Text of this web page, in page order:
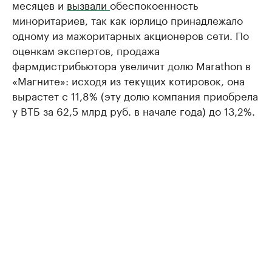
месяцев и вызвали обеспокоенность
миноритариев, так как юрлицо принадлежало
одному из мажоритарных акционеров сети. По
оценкам экспертов, продажа
фармдистрибьютора увеличит долю Marathon в
«Магните»: исходя из текущих котировок, она
вырастет с 11,8% (эту долю компания приобрела
у ВТБ за 62,5 млрд руб. в начале года) до 13,2%.